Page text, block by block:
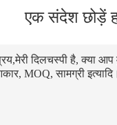
एक संदेश छोड़ें